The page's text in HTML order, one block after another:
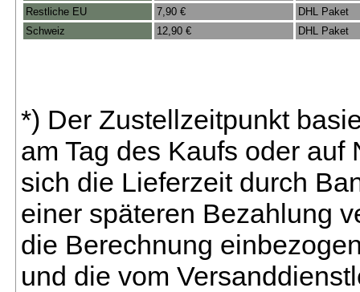
Restliche EU
7,90 €
DHL Paket
Schweiz
12,90 € DHL Paket
*) Der Zustellzeitpunkt
am Tag des Kaufs oder
sich die Lieferzeit durch
einer späteren Bezahlung
die Berechnung
und die vom